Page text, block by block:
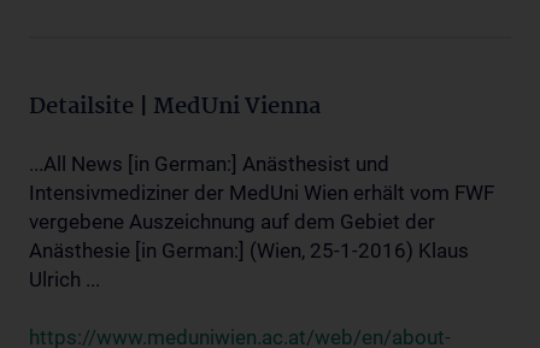
Detailsite | MedUni Vienna
...All News [in German:] Anästhesist und
Intensivmediziner der MedUni Wien erhält vom FWF
vergebene Auszeichnung auf dem Gebiet der
Anästhesie [in German:] (Wien, 25-1-2016) Klaus
Ulrich ...
https://www.meduniwien.ac.at/web/en/about-